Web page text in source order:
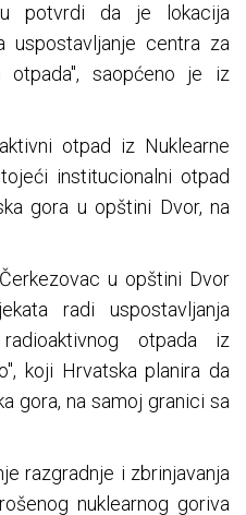
potvrdi da je lokacija
uspostavljanje centra za
otpada", saopćeno je iz
otpad iz Nuklearne
institucionalni otpad
gora u opštini Dvor, na
u opštini Dvor
radi uspostavljanja
otpada iz
koji Hrvatska planira da
gora, na samoj granici sa
razgradnje i zbrinjavanja
nuklearnog goriva